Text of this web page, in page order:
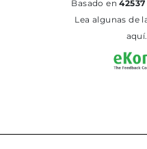
basado en42537
Lea algunas de las opiniones
aquí.